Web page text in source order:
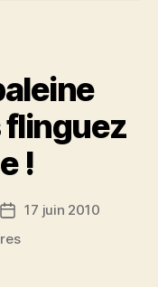
flinguez
!
Date17 juin 2010
sur